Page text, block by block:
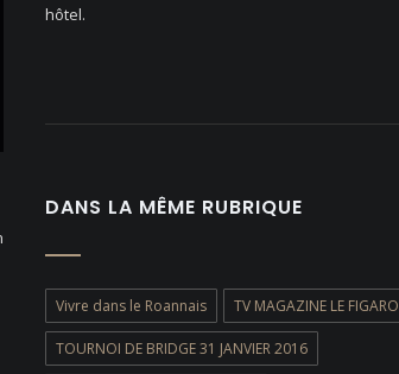
hôtel.
DANS LA MÊME RUBRIQUE
Vivre dans le Roannais TV MAGAZINE LE FIGARO
TOURNOI DE BRIDGE 31 JANVIER 2016